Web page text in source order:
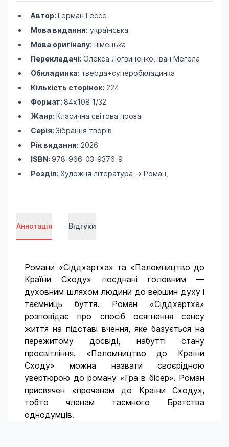
Автор: Герман Гессе
Мова видання: українська
Мова оригіналу: німецька
Перекладачі: Олекса Логвиненко, Іван Мегела
Обкладинка: тверда+суперобкладинка
Кількість сторінок: 224
Формат: 84х108 1/32
Жанр: Класична світова проза
Серія: Зібрання творів
Рік видання: 2026
ISBN: 978-966-03-9376-9
Розділ: Художня література -> Роман
Аннотація Відгуки
Романи «Сіддхартха» та «Паломництво до
Країни Сходу» поєднані головним —
духовним шляхом людини до вершин духу і
таємниць буття. Роман «Сіддхартха»
розповідає про спосіб осягнення сенсу
життя на підставі вчення, яке базується на
пережитому досвіді, набутті стану
просвітління. «Паломництво до Країни
Сходу» можна назвати своєрідною
увертюрою до роману «Гра в бісер». Роман
присвячен «прочанам до Країни Сходу»,
тобто членам таємного Братства
однодумців.